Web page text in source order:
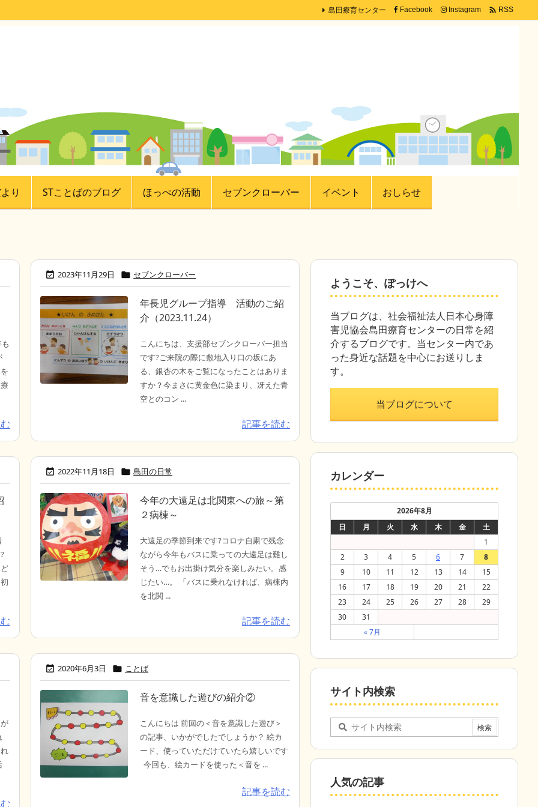
り STことばのブログ ほっぺの活動 セブンクローバー イベント おしらせ
島田療育センター Facebook Instagram  RSS
 2023年11月29日  セブンクローバー
年長児グループ指導 活動のご紹
介（2023.11.24）
こんにちは、支援部セブンクローバー担当
です?ご来院の際に敷地入り口の坂にあ
る、銀杏の木をご覧になったことはありま
すか？今まさに黄金色に染まり、冴えた青
空とのコン ...
記事を読む
 2022年11月18日  島田の日常
今年の大遠足は北関東への旅～第
２病棟～
大遠足の季節到来です?コロナ自粛で残念
ながら今年もバスに乗っての大遠足は難し
そう…でもお出掛け気分を楽しみたい。感
じたい…。 「バスに乗れなければ、病棟内
を北関 ...
記事を読む
 2020年6月3日  ことば
音を意識した遊びの紹介②
こんにちは 前回の＜音を意識した遊び＞
の記事、いかがでしたでしょうか？ 絵カ
ード、使っていただけていたら嬉しいです
今回も、絵カードを使った＜音を ...
記事を読む
ようこそ、ぽっけへ
当ブログは、社会福祉法人日本心身障
害児協会島田療育センターの日常を紹
介するブログです。当センター内であ
った身近な話題を中心にお送りしま
す。
当ブログについて
カレンダー
2026年8月
日
月 火 水 木 金
土
1
2
3 4 5 6 7
8
9
10 11 12 13 14
15
16
17 18 19 20 21
22
23
24 25 26 27 28
29
30
31
« 7月
サイト内検索
人気の記事